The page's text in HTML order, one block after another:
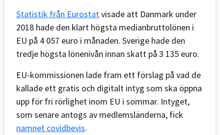
Statistik från Eurostat visade att Danmark under
2018 hade den klart högsta medianbruttolönen i
EU på 4 057 euro i månaden. Sverige hade den
tredje högsta lönenivån innan skatt på 3 135 euro.
EU-kommissionen lade fram ett förslag på vad de
kallade ett gratis och digitalt intyg som ska öppna
upp för fri rörlighet inom EU i sommar. Intyget,
som senare antogs av medlemsländerna, fick
namnet covidbevis.